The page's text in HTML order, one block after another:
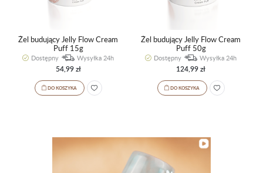
Żel budujący Jelly Flow Cream
Puff 15g
Dostępny Wysyłka 24h
54,99 zł
DO KOSZYKA
Żel budujący Jelly Flow Cream
Puff 50g
Dostępny Wysyłka 24h
124,99 zł
DO KOSZYKA